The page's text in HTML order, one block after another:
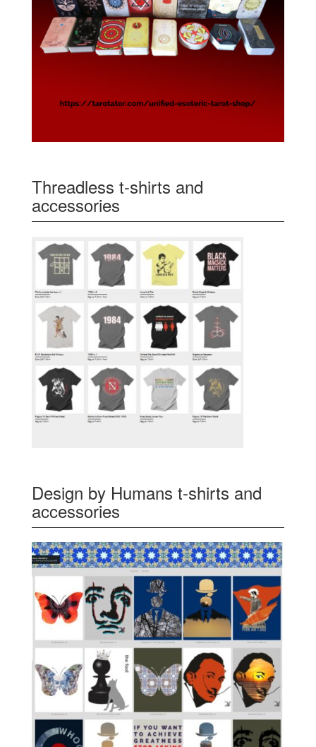
Threadless t-shirts and
accessories
Design by Humans t-shirts and
accessories